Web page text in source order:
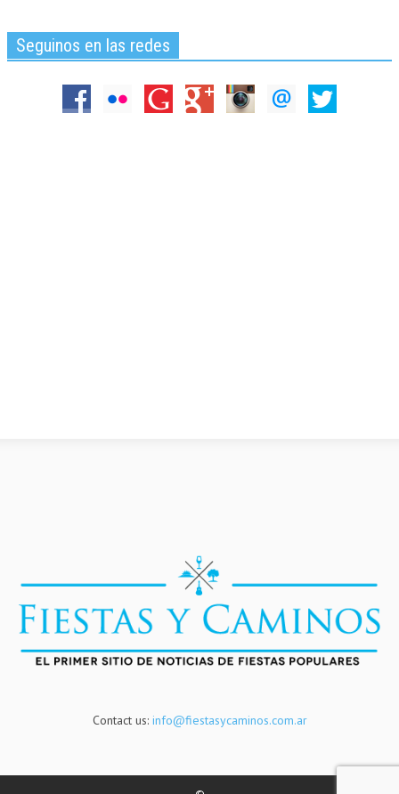
Seguinos en las redes
Contact us: info@fiestasycaminos.com.ar